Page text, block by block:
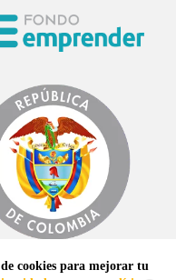
cookies para mejorar tu